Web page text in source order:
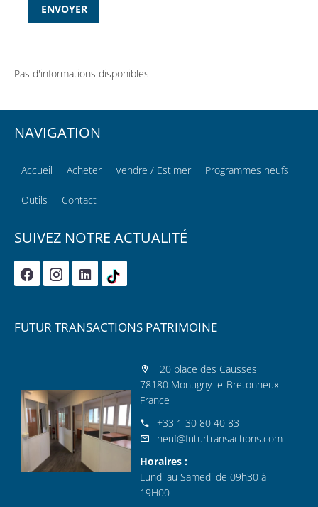
ENVOYER
Pas d'informations disponibles
NAVIGATION
Accueil Acheter Vendre / Estimer Programmes neufs
Outils Contact
SUIVEZ NOTRE ACTUALITÉ
FUTUR TRANSACTIONS PATRIMOINE
20 place des Causses
78180 Montigny-le-Bretonneux
France
+33 1 30 80 40 83
neuf@futurtransactions.com
Horaires :
Lundi au Samedi de 09h30 à
19H00